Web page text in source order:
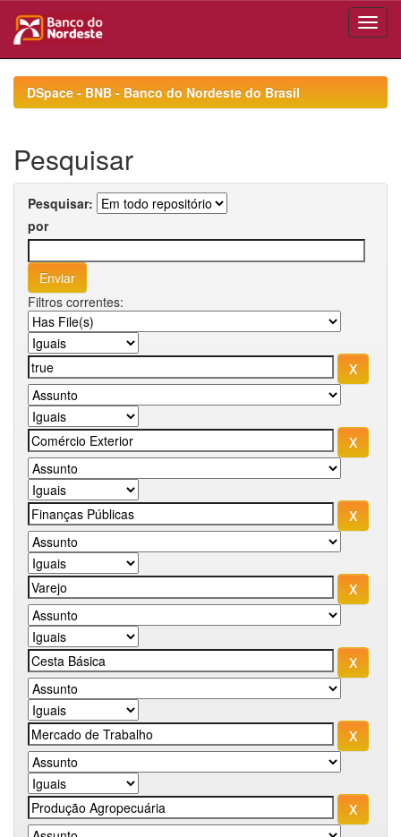
navigationDSpace - BNB - Banco do Nordeste do Brasil
Pesquisar
Pesquisar:
por
Filtros correntes: